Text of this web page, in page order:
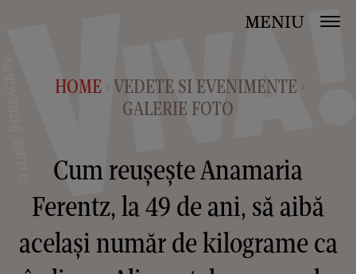
MENIU
HOME > VEDETE SI EVENIMENTE >
GALERIE FOTO
Cum reușește Anamaria
Ferentz, la 49 de ani, să aibă
același număr de kilograme ca